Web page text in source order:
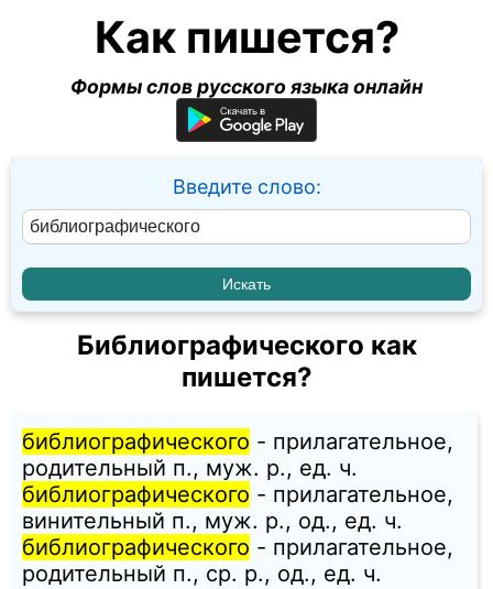
Как пишется?
Формы слов русского языка онлайн
Введите слово:
Библиографического как
пишется?
библиографического - прилагательное,
родительный п., муж. p., ед. ч.
библиографического - прилагательное,
винительный п., муж. p., од., ед. ч.
библиографического - прилагательное,
родительный п., ср. p., од., ед. ч.